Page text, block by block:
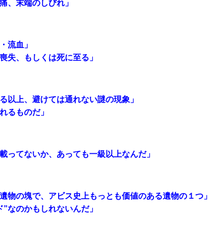
、末端のしびれ」
流血」
失、もしくは死に至る」
以上、避けては通れない謎の現象」
るものだ」
ってないか、あっても一級以上なんだ」
物の塊で、アビス史上もっとも価値のある遺物の１つ」
”なのかもしれないんだ」